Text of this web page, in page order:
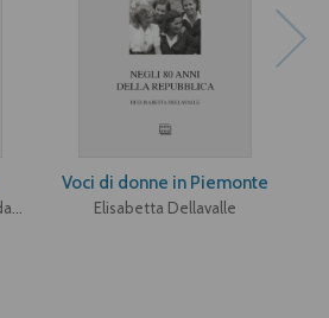
Voci di donne in Piemonte
Elisabetta Dellavalle